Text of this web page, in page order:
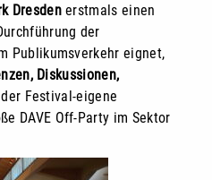
Dresdenerstmals einen
der
Publikumsverkehr eignet,
Diskussionen,
Festival-eigene
DAVE Off-Party im Sektor